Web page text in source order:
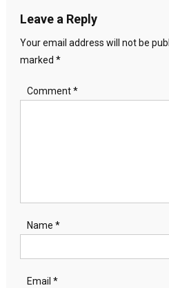
Leave a Reply
Your email address will not be
marked *
Comment*
Name *
Email *